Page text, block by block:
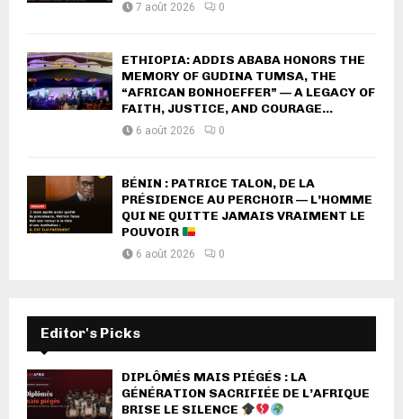
7 août 2026 0
ETHIOPIA: ADDIS ABABA HONORS THE
MEMORY OF GUDINA TUMSA, THE
“AFRICAN BONHOEFFER” — A LEGACY OF
FAITH, JUSTICE, AND COURAGE...
6 août 2026 0
BÉNIN : PATRICE TALON, DE LA
PRÉSIDENCE AU PERCHOIR — L’HOMME
QUI NE QUITTE JAMAIS VRAIMENT LE
POUVOIR
6 août 2026 0
Editor's Picks
DIPLÔMÉS MAIS PIÉGÉS : LA
GÉNÉRATION SACRIFIÉE DE L’AFRIQUE
BRISE LE SILENCE